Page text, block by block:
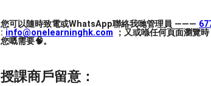
您可以隨時致電或WhatsApp聯絡我哋管理員 ———
: info@onelearninghk.com ；又或喺任何頁面瀏覽
您嘅需要🧠。
授課商戶留意：